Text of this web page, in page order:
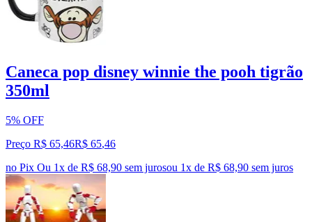
Caneca pop disney winnie the pooh tigrão
350ml
5% OFF
Preço R$ 65,46R$ 65,46
no Pix Ou 1x de R$ 68,90 sem jurosou 1x de R$ 68,90 sem juros